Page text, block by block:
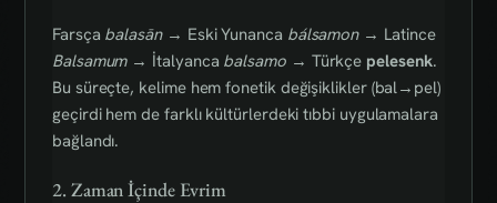
Farsça balasān→ Eski Yunanca bálsamon→ Latince
Balsamum→ İtalyanca balsamo→ Türkçe pelesenk.
Bu süreçte, kelime hem fonetik değişiklikler (bal→pel)
geçirdi hem de farklı kültürlerdeki tıbbi uygulamalara
bağlandı.
2. Zaman İçinde Evrim